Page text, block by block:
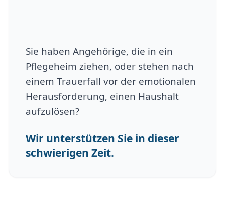
Sie haben Angehörige, die in ein
Pflegeheim ziehen, oder stehen nach
einem Trauerfall vor der emotionalen
Herausforderung, einen Haushalt
aufzulösen?
Wir unterstützen Sie in dieser
schwierigen Zeit.